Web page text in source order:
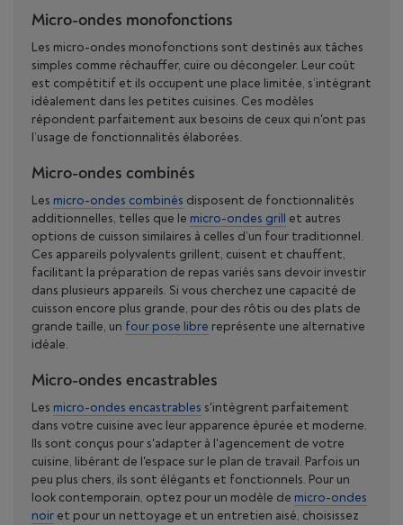
Micro-ondes monofonctions
Les micro-ondes monofonctions sont destinés aux tâches
simples comme réchauffer, cuire ou décongeler. Leur coût
est compétitif et ils occupent une place limitée, s’intégrant
idéalement dans les petites cuisines. Ces modèles
répondent parfaitement aux besoins de ceux qui n'ont pas
l’usage de fonctionnalités élaborées.
Micro-ondes combinés
Les micro-ondes combinés disposent de fonctionnalités
additionnelles, telles que le micro-ondes grill et autres
options de cuisson similaires à celles d’un four traditionnel.
Ces appareils polyvalents grillent, cuisent et chauffent,
facilitant la préparation de repas variés sans devoir investir
dans plusieurs appareils. Si vous cherchez une capacité de
cuisson encore plus grande, pour des rôtis ou des plats de
grande taille, un four pose libre représente une alternative
idéale.
Micro-ondes encastrables
Les micro-ondes encastrables s'intègrent parfaitement
dans votre cuisine avec leur apparence épurée et moderne.
Ils sont conçus pour s'adapter à l'agencement de votre
cuisine, libérant de l'espace sur le plan de travail. Parfois un
peu plus chers, ils sont élégants et fonctionnels. Pour un
look contemporain, optez pour un modèle de micro-ondes
noir et pour un nettoyage et un entretien aisé, choisissez